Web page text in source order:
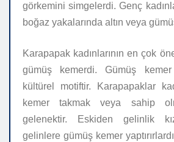
görkemini simgelerdi. Genç
boğaz yakalarında altın veya
Karapapak kadınlarının en çok
gümüş kemerdi. Gümüş
kültürel motiftir. Karapapaklar
kemer takmak veya sahip
gelenektir. Eskiden gelinlik
gelinlere gümüş kemer